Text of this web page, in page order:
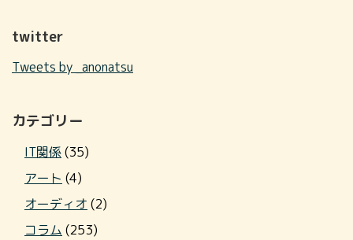
twitter
Tweets by _anonatsu
カテゴリー
IT関係(35)
アート (4)
オーディオ (2)
コラム (253)